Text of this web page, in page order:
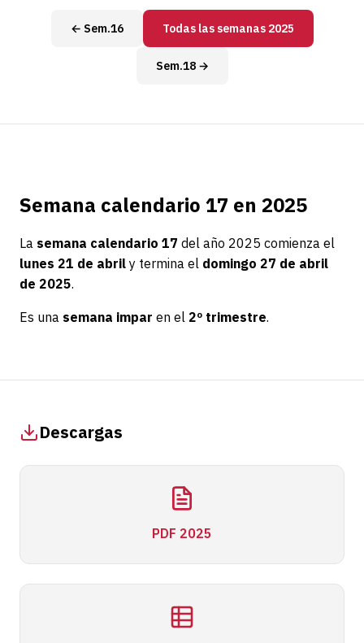
← Sem.16 Todas las semanas 2025
Sem.18 →
Semana calendario 17 en 2025
La semana calendario 17 del año 2025 comienza el
lunes 21 de abril y termina el domingo 27 de abril
de 2025.
Es una semana impar en el 2º trimestre.
Descargas
PDF 2025